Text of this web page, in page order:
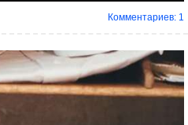
Комментариев: 1